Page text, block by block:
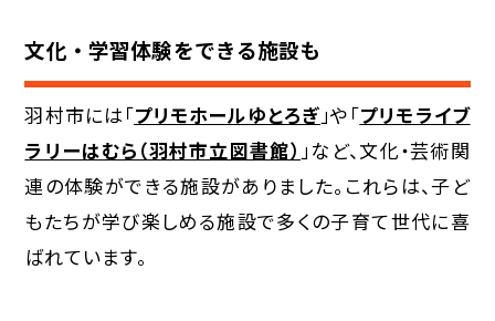
文化・学習体験をできる施設も
羽村市には「プリモホールゆとろぎ」や「プリモライブ
ラリーはむら（羽村市立図書館） 」など、文化・芸術関
連の体験ができる施設がありました。これらは、子ど
もたちが学び楽しめる施設で多くの子育て世代に喜
ばれています。